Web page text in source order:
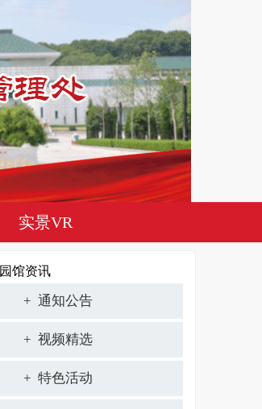
实景VR
园馆资讯
+ 通知公告
+ 视频精选
+ 特色活动